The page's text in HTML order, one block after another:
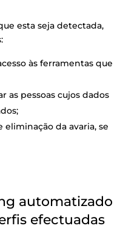
esta seja detectada,
às ferramentas que
as pessoas cujos dados
da avaria, se
automatizado
efectuadas